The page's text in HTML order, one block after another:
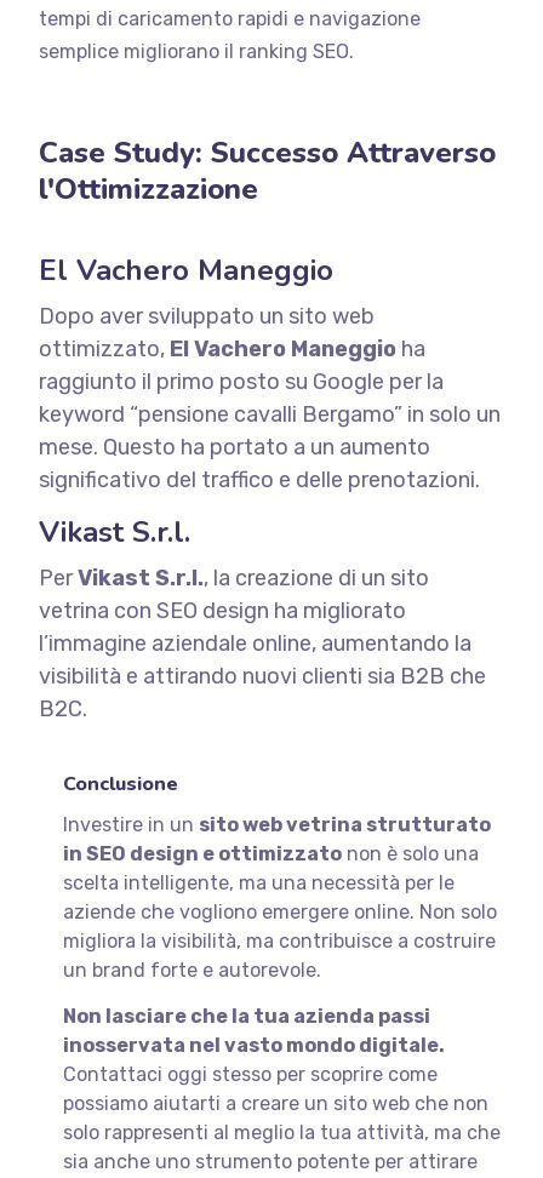
tempi di caricamento rapidi e navigazione
semplice migliorano il ranking SEO.
Case Study: Successo Attraverso
l'Ottimizzazione
El Vachero Maneggio
Dopo aver sviluppato un sito web
ottimizzato, El Vachero Maneggio ha
raggiunto il primo posto su Google per la
keyword “pensione cavalli Bergamo” in solo un
mese. Questo ha portato a un aumento
significativo del traffico e delle prenotazioni.
Vikast S.r.l.
PerVikast S.r.l., la creazione di un sito
vetrina con SEO design ha migliorato
l’immagine aziendale online, aumentando la
visibilità e attirando nuovi clienti sia B2B che
B2C.
Conclusione
Investire in un sito web vetrina strutturato
in SEO design e ottimizzato non è solo una
scelta intelligente, ma una necessità per le
aziende che vogliono emergere online. Non solo
migliora la visibilità, ma contribuisce a costruire
un brand forte e autorevole.
Non lasciare che la tua azienda passi
inosservata nel vasto mondo digitale.
Contattaci oggi stesso per scoprire come
possiamo aiutarti a creare un sito web che non
solo rappresenti al meglio la tua attività, ma che
sia anche uno strumento potente per attirare